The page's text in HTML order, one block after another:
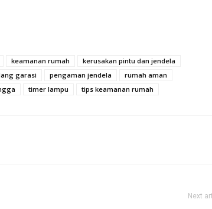
keamanan rumah
kerusakan pintu dan jendela
garasi pengaman jendela
rumah aman
timer lampu tips keamanan rumah
Next